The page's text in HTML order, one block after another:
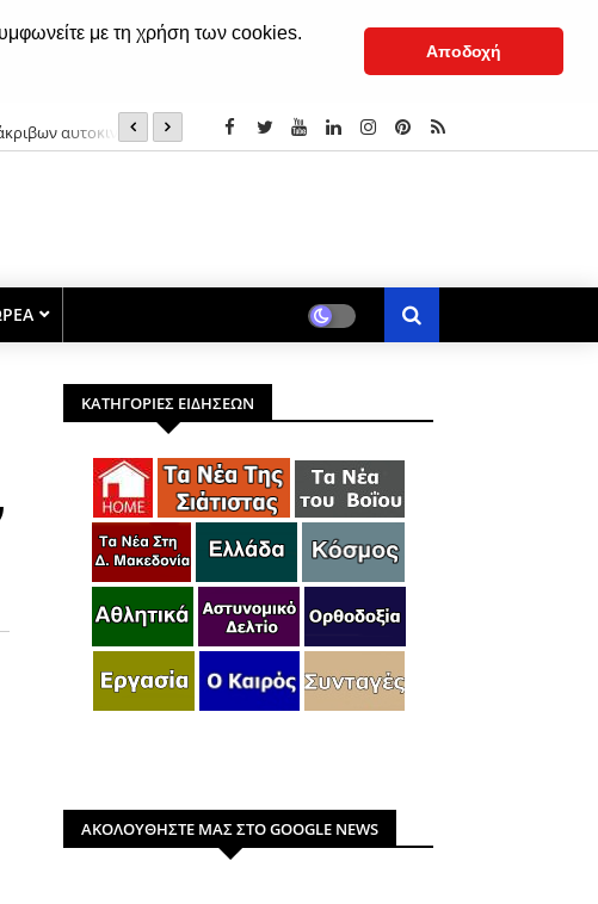
με τη χρήση των cookies.
Αποδοχή
αυτοκινήτων του! Αγιασμός στα σχολεία: Ποια μέρα γυρίζουν οι μαθητές
ΚΑΤΗΓΟΡΙΕΣ ΕΙΔΗΣΕΩΝ
ΑΚΟΛΟΥΘΗΣΤΕ ΜΑΣ ΣΤΟ GOOGLE NEWS